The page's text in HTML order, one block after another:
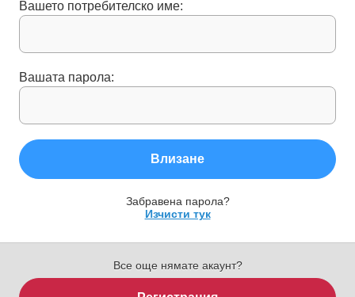
Вашето потребителско име:
Вашата парола:
Влизане
Забравена парола?
Изчисти тук
Все още нямате акаунт?